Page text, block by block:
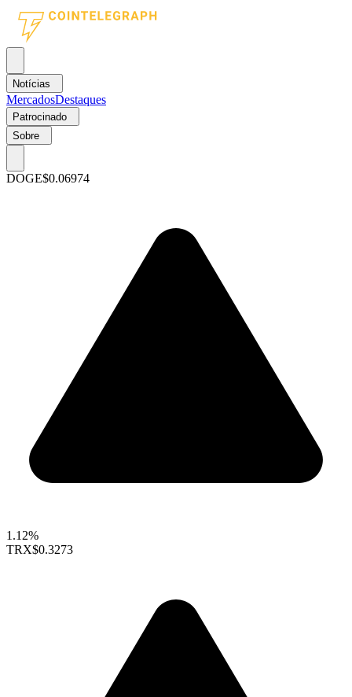
Notícias
MercadosDestaques
Patrocinado
Sobre
DOGE$0.06974
1.12%
TRX$0.3273